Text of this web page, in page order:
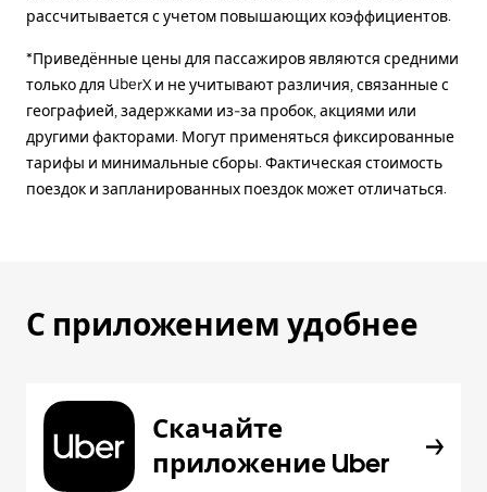
рассчитывается с учетом повышающих коэффициентов.
*Приведённые цены для пассажиров являются средними
только для UberX и не учитывают различия, связанные с
географией, задержками из-за пробок, акциями или
другими факторами. Могут применяться фиксированные
тарифы и минимальные сборы. Фактическая стоимость
поездок и запланированных поездок может отличаться.
С приложением удобнее
Скачайте
приложение Uber